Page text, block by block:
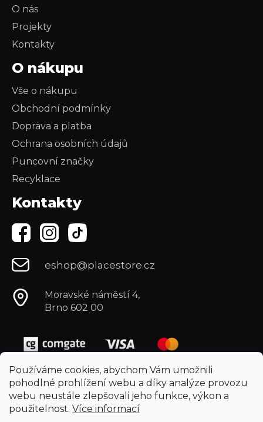
Používáme cookies, abychom Vám umožnili
pohodlné prohlížení webu a díky analýze provozu
webu neustále zlepšovali jeho funkce, výkon a
použitelnost. Více informací
O nás
Projekty
Kontakty
O nákupu
Vše o nákupu
Obchodní podmínky
Doprava a platba
Ochrana osobních údajů
Puncovní značky
Recyklace
Kontakty
eshop@placestore.cz
Moravské náměstí 4,
Brno 602 00